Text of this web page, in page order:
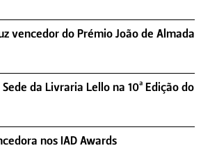
vencedor do Prémio João de Almada
da Livraria Lello na 10ª Edição do
nos IAD Awards